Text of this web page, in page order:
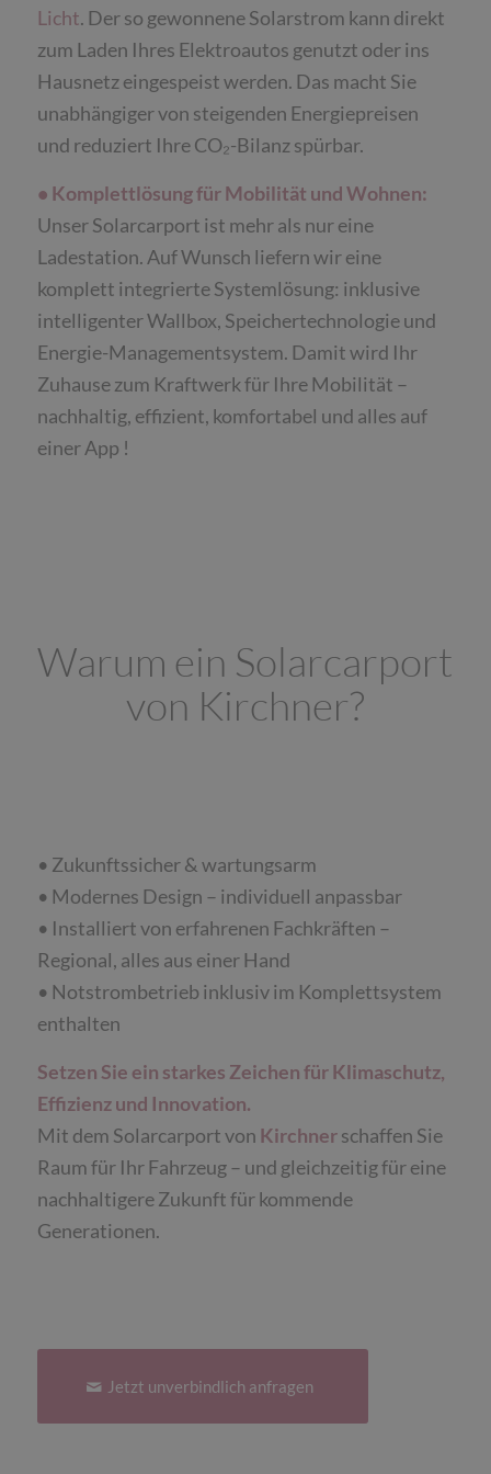
Licht. Der so gewonnene Solarstrom kann direkt
zum Laden Ihres Elektroautos genutzt oder ins
Hausnetz eingespeist werden. Das macht Sie
unabhängiger von steigenden Energiepreisen
und reduziert Ihre CO₂-Bilanz spürbar.
• Komplettlösung für Mobilität und Wohnen:
Unser Solarcarport ist mehr als nur eine
Ladestation. Auf Wunsch liefern wir eine
komplett integrierte Systemlösung: inklusive
intelligenter Wallbox, Speichertechnologie und
Energie-Managementsystem. Damit wird Ihr
Zuhause zum Kraftwerk für Ihre Mobilität –
nachhaltig, effizient, komfortabel und alles auf
einer App !
Warum ein Solarcarport
von Kirchner?
• Zukunftssicher & wartungsarm
• Modernes Design – individuell anpassbar
• Installiert von erfahrenen Fachkräften –
Regional, alles aus einer Hand
• Notstrombetrieb inklusiv im Komplettsystem
enthalten
Setzen Sie ein starkes Zeichen für Klimaschutz,
Effizienz und Innovation.
Mit dem Solarcarport von Kirchnerschaffen Sie
Raum für Ihr Fahrzeug – und gleichzeitig für eine
nachhaltigere Zukunft für kommende
Generationen.
Jetzt unverbindlich anfragen